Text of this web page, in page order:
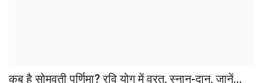
कब है सोमवती पूर्णिमा? रवि योग में व्रत, स्नान-दान, जानें...